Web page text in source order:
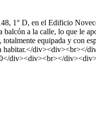
1° D, en el Edificio
a la calle, lo que le
equipada y con
habitar.</
div><div><br></